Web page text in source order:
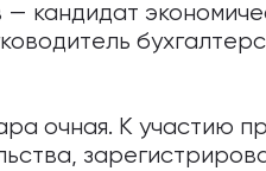
кандидат
очная. К участию